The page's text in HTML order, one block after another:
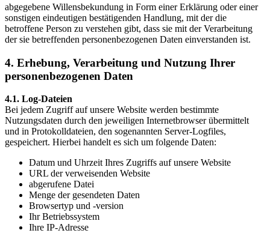
abgegebene Willensbekundung in Form einer Erklärung oder einer
sonstigen eindeutigen bestätigenden Handlung, mit der die
betroffene Person zu verstehen gibt, dass sie mit der Verarbeitung
der sie betreffenden personenbezogenen Daten einverstanden ist.
4. Erhebung, Verarbeitung und Nutzung Ihrer
personenbezogenen Daten
4.1. Log-Dateien
Bei jedem Zugriff auf unsere Website werden bestimmte
Nutzungsdaten durch den jeweiligen Internetbrowser übermittelt
und in Protokolldateien, den sogenannten Server-Logfiles,
gespeichert. Hierbei handelt es sich um folgende Daten:
Datum und Uhrzeit Ihres Zugriffs auf unsere Website
URL der verweisenden Website
abgerufene Datei
Menge der gesendeten Daten
Browsertyp und -version
Ihr Betriebssystem
Ihre IP-Adresse